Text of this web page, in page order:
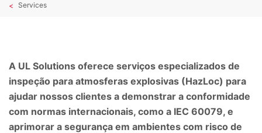
Services
A UL Solutions oferece serviços especializados de
inspeção para atmosferas explosivas (HazLoc) para
ajudar nossos clientes a demonstrar a conformidade
com normas internacionais, como a IEC 60079, e
aprimorar a segurança em ambientes com risco de